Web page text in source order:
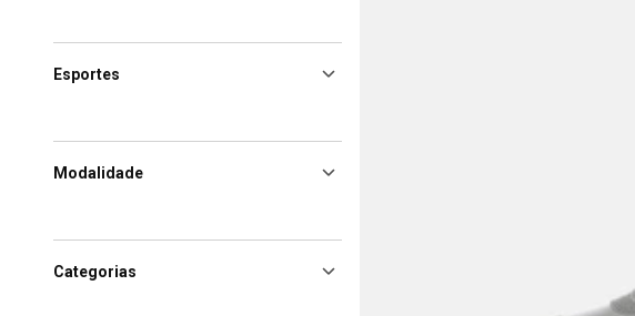
Esportes
Modalidade
Categorias